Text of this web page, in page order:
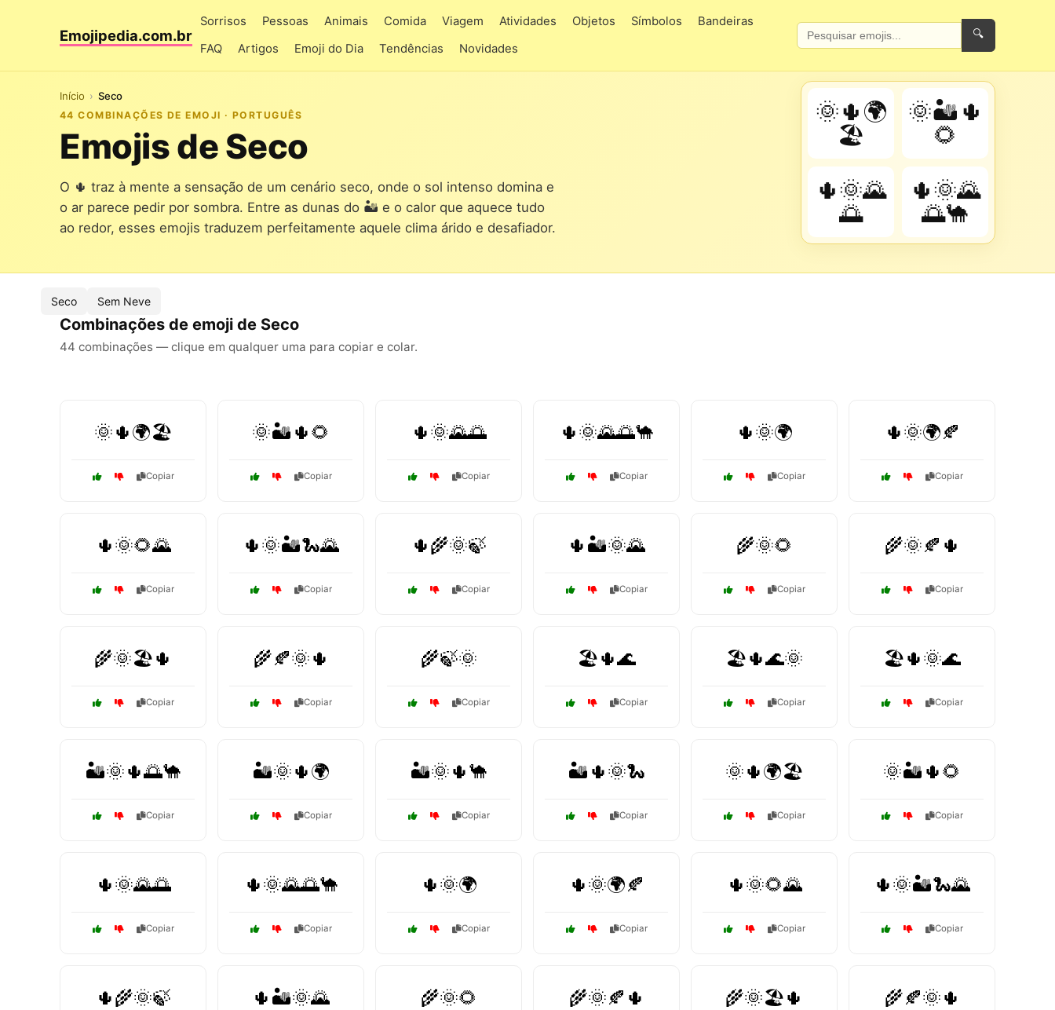
Emojipedia.com.br
Sorrisos Pessoas Animais Comida Viagem Atividades Objetos Símbolos
Bandeiras
FAQ
Artigos Emoji do Dia Tendências Novidades
🔍
Início Seco
44 COMBINAÇÕES DE EMOJI · PORTUGUÊS
Emojis de Seco
O 🌵 traz à mente a sensação de um cenário seco, onde o sol intenso domina e
o ar parece pedir por sombra. Entre as dunas do 🏜️ e o calor que aquece tudo
ao redor, esses emojis traduzem perfeitamente aquele clima árido e desafiador.
🌞🌵🌍
🏖️
🌞🏜️🌵
🌻
🌵🌞🌄
🌅
🌵🌞🌄
🌅🐪
Seco Sem Neve
Combinações de emoji de Seco
44 combinações — clique em qualquer uma para copiar e colar.
🌞🌵🌍🏖️
Copiar
🌞🏜️🌵🌻
Copiar
🌵🌞🌄🌅
Copiar
🌵🌞🌄🌅🐪
Copiar
🌵🌞🌍
Copiar
🌵🌞🌍🍂
Copiar
🌵🌞🌻🌄
Copiar
🌵🌞🏜️🐍🌄
Copiar
🌵🌾🌞🍃
Copiar
🌵🏜️🌞🌄
Copiar
🌾🌞🌻
Copiar
🌾🌞🍂🌵
Copiar
🌾🌞🏖️🌵
Copiar
🌾🍂🌞🌵
Copiar
🌾🍃🌞
Copiar
🏖️🌵🌊
Copiar
🏖️🌵🌊🌞
Copiar
🏖️🌵🌞🌊
Copiar
🏜️🌞🌵🌅🐪
Copiar
🏜️🌞🌵🌍
Copiar
🏜️🌞🌵🐪
Copiar
🏜️🌵🌞🐍
Copiar
🌞🌵🌍🏖️
Copiar
🌞🏜️🌵🌻
Copiar
🌵🌞🌄🌅
Copiar
🌵🌞🌄🌅🐪
Copiar
🌵🌞🌍
Copiar
🌵🌞🌍🍂
Copiar
🌵🌞🌻🌄
Copiar
🌵🌞🏜️🐍🌄
Copiar
🌵🌾🌞🍃 🌵🏜️🌞🌄 🌾🌞🌻 🌾🌞🍂🌵 🌾🌞🏖️🌵 🌾🍂🌞🌵